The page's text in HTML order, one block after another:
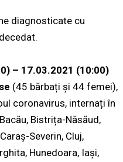
diagnosticate cu
– 17.03.2021 (10:00)
(45 bărbați și 44 femei),
coronavirus, internați în
Bistrița-Năsăud,
Severin, Cluj,
Hunedoara, Iași,